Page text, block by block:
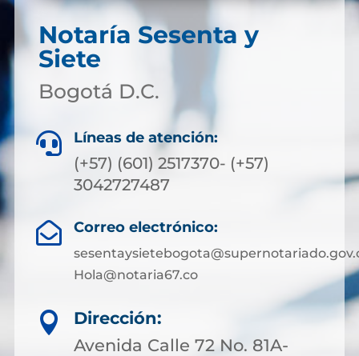
Notaría Sesenta y
Siete
Bogotá D.C.
 Líneas de atención:
(+57) (601) 2517370- (+57)
3042727487
 Correo electrónico:
Hola@notaria67.co

Dirección:
Avenida Calle 72 No. 81A-